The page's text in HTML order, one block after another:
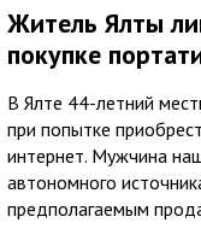
Житель Ялты
покупке
В Ялте 44-летний
при попытке
интернет. Мужчина
автономного
предполагаемым